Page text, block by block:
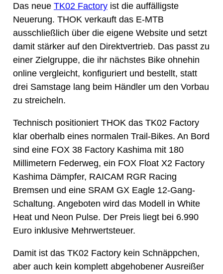
Das neue TK02 Factoryist die auffälligste
Neuerung. THOK verkauft das E-MTB
ausschließlich über die eigene Website und setzt
damit stärker auf den Direktvertrieb. Das passt zu
einer Zielgruppe, die ihr nächstes Bike ohnehin
online vergleicht, konfiguriert und bestellt, statt
drei Samstage lang beim Händler um den Vorbau
zu streicheln.
Technisch positioniert THOK das TK02 Factory
klar oberhalb eines normalen Trail-Bikes. An Bord
sind eine FOX 38 Factory Kashima mit 180
Millimetern Federweg, ein FOX Float X2 Factory
Kashima Dämpfer, RAICAM RGR Racing
Bremsen und eine SRAM GX Eagle 12-Gang-
Schaltung. Angeboten wird das Modell in White
Heat und Neon Pulse. Der Preis liegt bei 6.990
Euro inklusive Mehrwertsteuer.
Damit ist das TK02 Factory kein Schnäppchen,
aber auch kein komplett abgehobener Ausreißer